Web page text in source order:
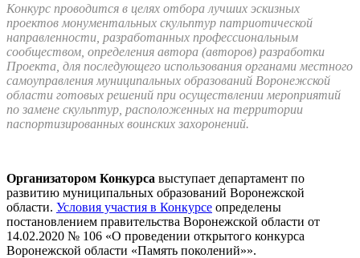
Конкурс проводится в целях отбора лучших эскизных
проектов монументальных скульптур патриотической
направленности, разработанных профессиональным
сообществом, определения автора (авторов) разработки
Проекта, для последующего использования органами местного
самоуправления муниципальных образований Воронежской
области готовых решений при осуществлении мероприятий
по замене скульптур, расположенных на территории
паспортизированных воинских захоронений.
Организатором Конкурса выступает департамент по
развитию муниципальных образований Воронежской
области. Условия участия в Конкурсе определены
постановлением правительства Воронежской области от
14.02.2020 № 106 «О проведении открытого конкурса
Воронежской области «Память поколений»».